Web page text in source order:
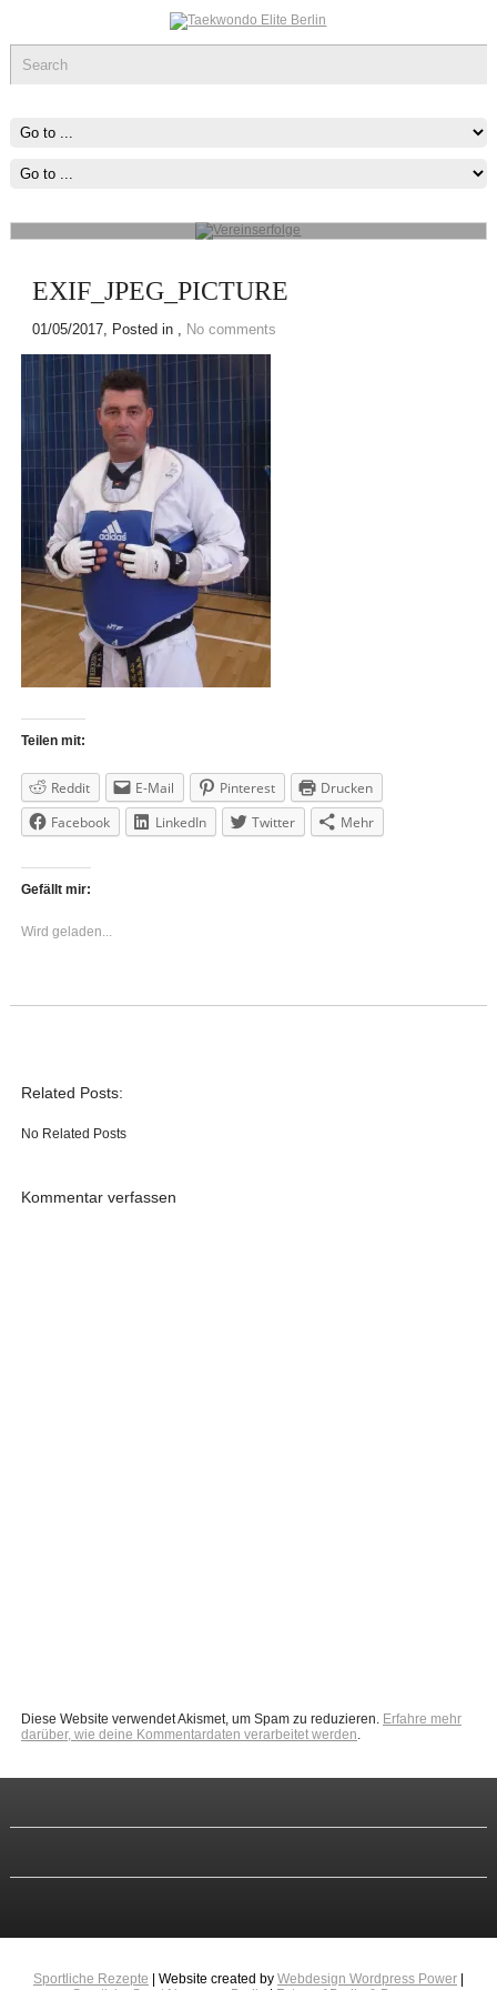
Vereinserfolge
wovon du träumst ,Fang Damit An!
EXIF_JPEG_PICTURE
01/05/2017, Posted in , No comments
Teilen mit:
Reddit E-Mail Pinterest
Drucken
Facebook
LinkedIn Twitter Mehr
Gefällt mir:
Wird geladen...
Related Posts:
No Related Posts
Kommentar verfassen
Diese Website verwendet Akismet, um Spam zu reduzieren. Erfahre mehr
darüber, wie deine Kommentardaten verarbeitet werden.
Sportliche Rezepte | Website created by Webdesign Wordpress Power|